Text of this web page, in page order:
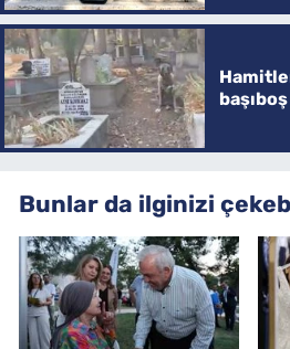
Bunlar da ilginizi